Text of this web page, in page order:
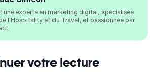
une experte en marketing digital, spécialisée
l'Hospitality et du Travel, et passionnée par
votre lecture